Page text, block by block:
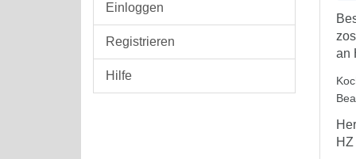
Einloggen
Registrieren
Hilfe
an